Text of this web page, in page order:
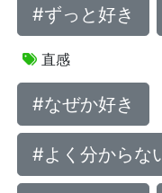
#ずっと好き
直感
#なぜか好き
#よく分からな